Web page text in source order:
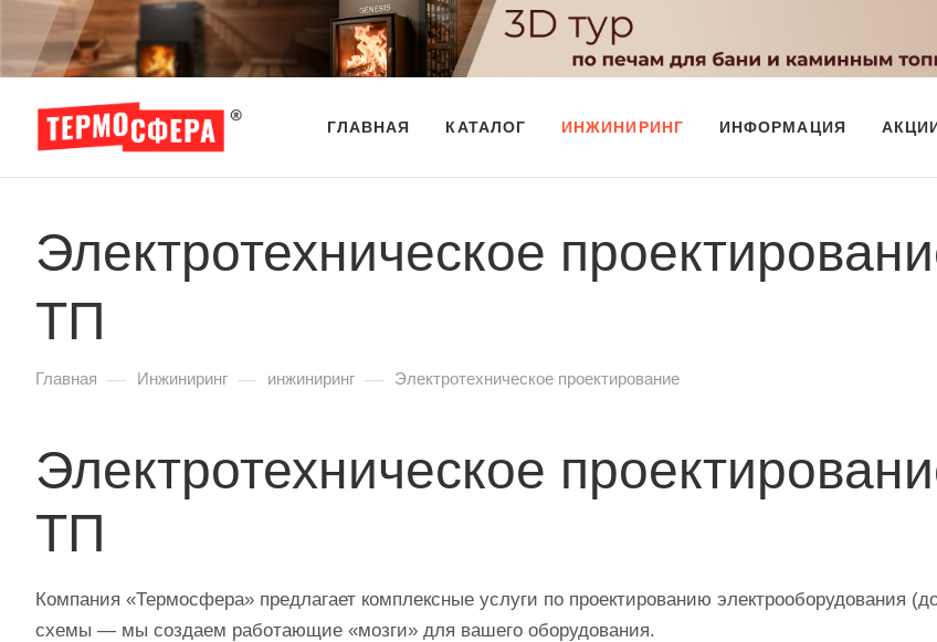
ГЛАВНАЯ КАТАЛОГ ИНЖИНИРИНГ ИНФОРМАЦИЯ
Электротехническое
ТП
Главная — Инжиниринг — инжиниринг — Электротехническое проектирование
Электротехническое
ТП
Компания «Термосфера» предлагает комплексные услуги по проектированию электрооборудования
схемы — мы создаем работающие «мозги» для вашего оборудования.